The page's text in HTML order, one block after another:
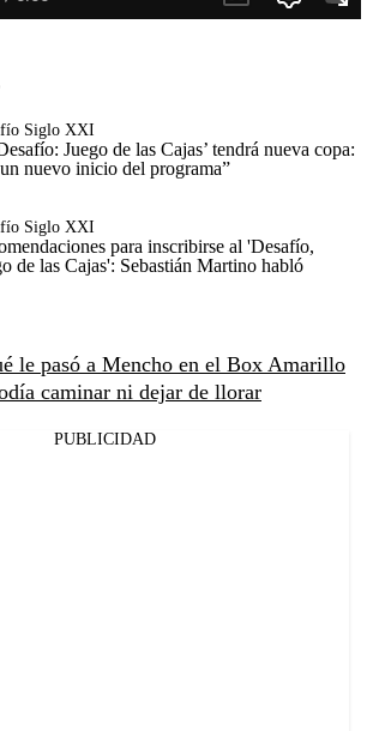
Siglo XXI
Juego de las Cajas’ tendrá nueva copa:
nuevo inicio del programa”
Siglo XXI
para inscribirse al 'Desafío,
de las Cajas': Sebastián Martino habló
le pasó a Mencho en el Box Amarillo
caminar ni dejar de llorar
PUBLICIDAD